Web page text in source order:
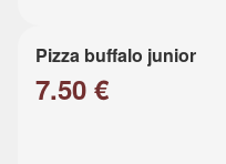
Pizza buffalo junior
7.50 €